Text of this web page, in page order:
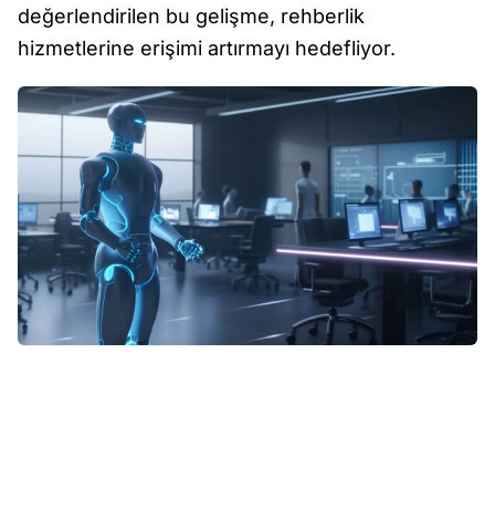
değerlendirilen bu gelişme, rehberlik
hizmetlerine erişimi artırmayı hedefliyor.